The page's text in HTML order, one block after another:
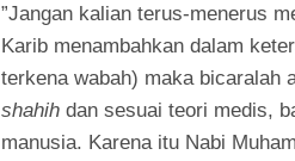
”Jangan kalian terus-menerus
Karib menambahkan dalam
terkena wabah) maka bicaralah
shahih dan sesuai teori medis,
manusia. Karena itu Nabi